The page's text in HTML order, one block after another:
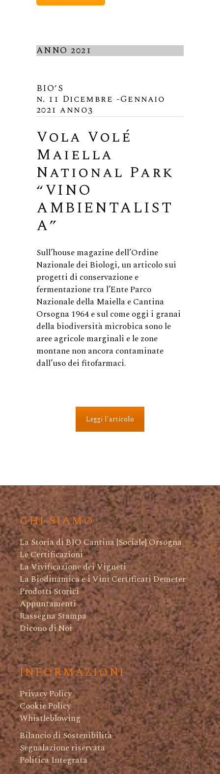
ANNO 2021
BIO’S
n. 11 Dicembre -Gennaio
2021 anno3
Vola Volé
Maiella
National Park
“VINO
AMBIENTALIST
A”
Sull’house magazine dell’Ordine
Nazionale dei Biologi, un articolo sui
progetti di conservazione e
fermentazione tra l’Ente Parco
Nazionale della Maiella e Cantina
Orsogna 1964 e sul come oggi i granai
della biodiversità microbica sono le
aree agricole marginali e le zone
montane non ancora contaminate
dall’uso dei fitofarmaci.
Leggi l'articolo
CHI SIAMO
La Storia di BIO Cantina {Sociale} Orsogna
Le Certificazioni
La Vivificazione dei Vigneti
La Biodinamica e i Vini Certificati Demeter
Prodotti Storici
Appuntamenti
Rassegna Stampa
Dicono di Noi
INFORMAZIONI
Privacy Policy
Cookie Policy
Whistleblowing
Bilancio di Sostenibilità
Segnalazione riservata
Politica Integrata